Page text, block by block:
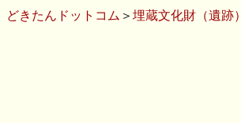
どきたんドットコム ＞ 埋蔵文化財（遺跡）